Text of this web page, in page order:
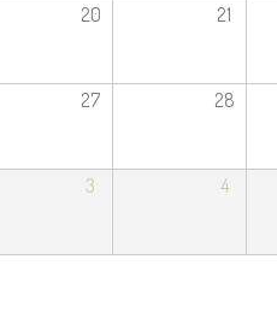
20 21
27 28
3 4